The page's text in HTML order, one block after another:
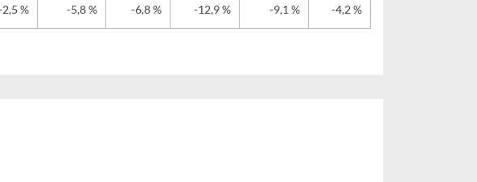
% -5,8 % -6,8 % -12,9 % -9,1 % -4,2 %